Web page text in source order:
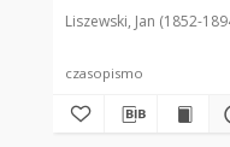
Liszewski, Jan (1852-
czasopismo